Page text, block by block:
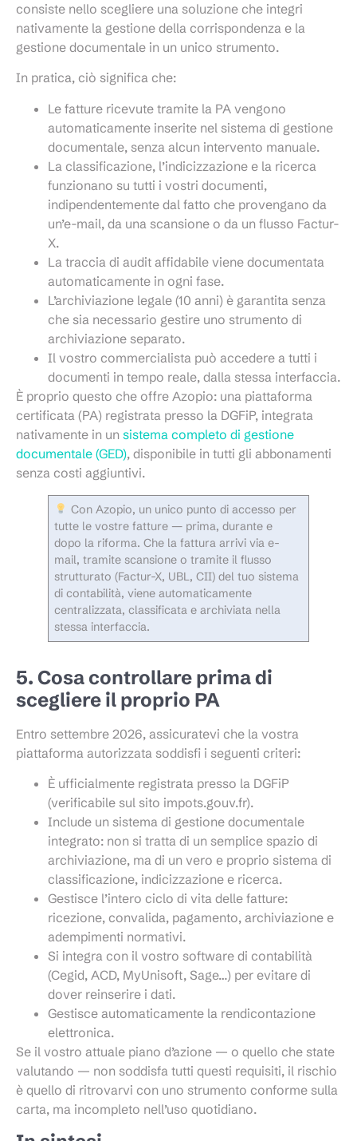
consiste nello scegliere una soluzione che integri
nativamente la gestione della corrispondenza e la
gestione documentale in un unico strumento.
In pratica, ciò significa che:
Le fatture ricevute tramite la PA vengono
automaticamente inserite nel sistema di gestione
documentale, senza alcun intervento manuale.
La classificazione, l’indicizzazione e la ricerca
funzionano su tutti i vostri documenti,
indipendentemente dal fatto che provengano da
un’e-mail, da una scansione o da un flusso Factur-
X.
La traccia di audit affidabile viene documentata
automaticamente in ogni fase.
L’archiviazione legale (10 anni) è garantita senza
che sia necessario gestire uno strumento di
archiviazione separato.
Il vostro commercialista può accedere a tutti i
documenti in tempo reale, dalla stessa interfaccia.
È proprio questo che offre Azopio: una piattaforma
certificata (PA) registrata presso la DGFiP, integrata
nativamente in un sistema completo di gestione
documentale (GED), disponibile in tutti gli abbonamenti
senza costi aggiuntivi.
Con Azopio, un unico punto di accesso per
tutte le vostre fatture — prima, durante e
dopo la riforma. Che la fattura arrivi via e-
mail, tramite scansione o tramite il flusso
strutturato (Factur-X, UBL, CII) del tuo sistema
di contabilità, viene automaticamente
centralizzata, classificata e archiviata nella
stessa interfaccia.
5. Cosa controllare prima di
scegliere il proprio PA
Entro settembre 2026, assicuratevi che la vostra
piattaforma autorizzata soddisfi i seguenti criteri:
È ufficialmente registrata presso la DGFiP
(verificabile sul sito impots.gouv.fr).
Include un sistema di gestione documentale
integrato: non si tratta di un semplice spazio di
archiviazione, ma di un vero e proprio sistema di
classificazione, indicizzazione e ricerca.
Gestisce l’intero ciclo di vita delle fatture:
ricezione, convalida, pagamento, archiviazione e
adempimenti normativi.
Si integra con il vostro software di contabilità
(Cegid, ACD, MyUnisoft, Sage…) per evitare di
dover reinserire i dati.
Gestisce automaticamente la rendicontazione
elettronica.
Se il vostro attuale piano d’azione — o quello che state
valutando — non soddisfa tutti questi requisiti, il rischio
è quello di ritrovarvi con uno strumento conforme sulla
carta, ma incompleto nell’uso quotidiano.